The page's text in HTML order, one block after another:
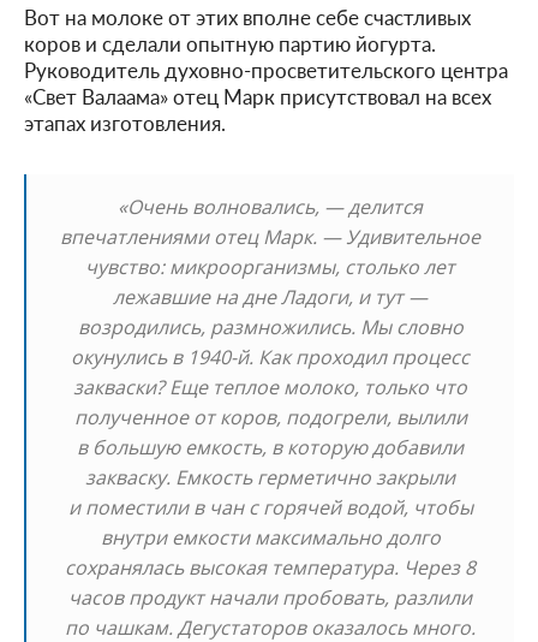
Вот на молоке от этих вполне себе счастливых
коров и сделали опытную партию йогурта.
Руководитель духовно-просветительского центра
«Свет Валаама» отец Марк присутствовал на всех
этапах изготовления.
«Очень волновались, — делится
впечатлениями отец Марк. — Удивительное
чувство: микроорганизмы, столько лет
лежавшие на дне Ладоги, и тут —
возродились, размножились. Мы словно
окунулись в 1940-й. Как проходил процесс
закваски? Еще теплое молоко, только что
полученное от коров, подогрели, вылили
в большую емкость, в которую добавили
закваску. Емкость герметично закрыли
и поместили в чан с горячей водой, чтобы
внутри емкости максимально долго
сохранялась высокая температура. Через 8
часов продукт начали пробовать, разлили
по чашкам. Дегустаторов оказалось много.